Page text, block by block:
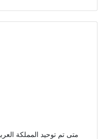
متى تم توحيد المملكة